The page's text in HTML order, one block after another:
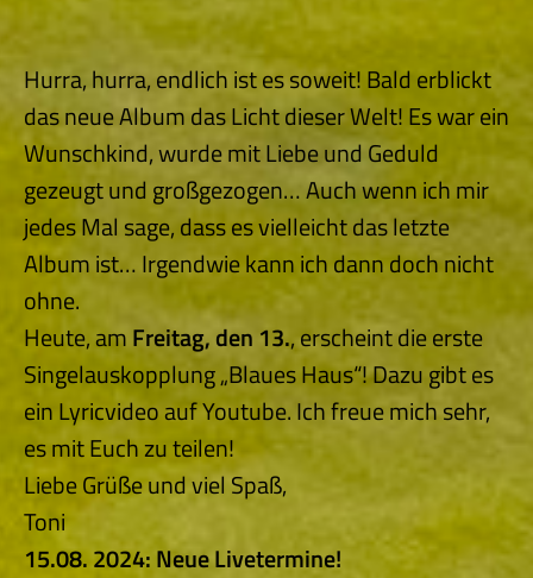
Hurra, hurra, endlich ist es soweit! Bald erblickt
das neue Album das Licht dieser Welt! Es war ein
Wunschkind, wurde mit Liebe und Geduld
gezeugt und großgezogen… Auch wenn ich mir
jedes Mal sage, dass es vielleicht das letzte
Album ist… Irgendwie kann ich dann doch nicht
ohne.
Heute, amFreitag, den 13., erscheint die erste
Singelauskopplung „Blaues Haus“! Dazu gibt es
ein Lyricvideo auf Youtube. Ich freue mich sehr,
es mit Euch zu teilen!
Liebe Grüße und viel Spaß,
Toni
15.08. 2024: Neue Livetermine!